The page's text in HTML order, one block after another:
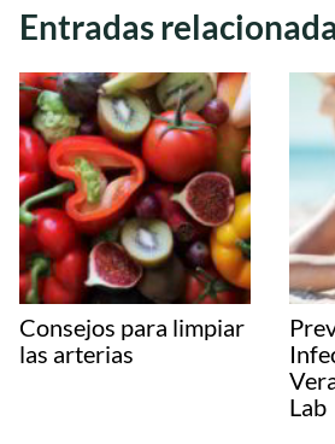
Entradas
Consejos para limpiar
las arterias
Lab